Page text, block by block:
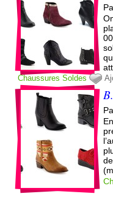
Chaussures Soldes